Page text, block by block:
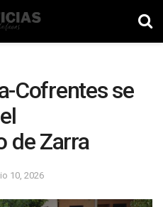
Cofrentes se
de Zarra
10, 2026